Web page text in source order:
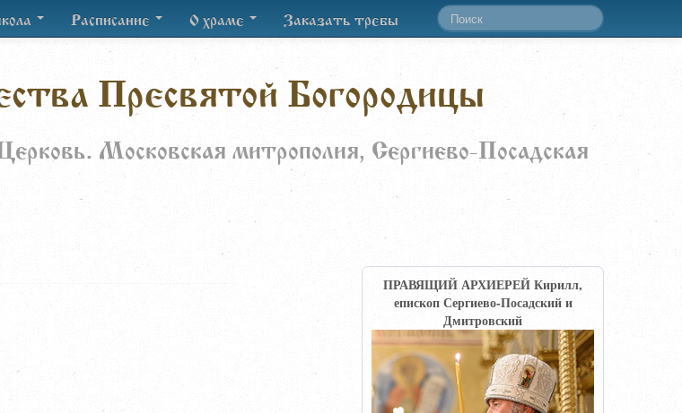
Расписание О храме Заказать требы
Пресвятой Богородицы
Московская митрополия, Сергиево-Посадская
ПРАВЯЩИЙ АРХИЕРЕЙ Кирилл,
епископ Сергиево-Посадский и
Дмитровский